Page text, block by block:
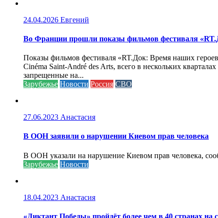
24.04.2026 Евгений
Во Франции прошли показы фильмов фестиваля
Показы фильмов фестиваля «RT.Док: Время наших
Cinéma Saint-André des Arts, всего в нескольких
запрещенные на...
Зарубежье Новости Россия СВО
27.06.2023 Анастасия
В ООН заявили о нарушении Киевом прав человека
В ООН указали на нарушение Киевом прав человека,
Зарубежье Новости
18.04.2023 Анастасия
«Диктант Победы» пройдёт более чем в 40 странах на